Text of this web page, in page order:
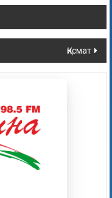
Қисмат